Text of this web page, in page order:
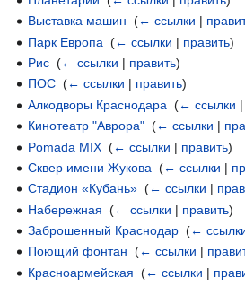
Выставка машин ‎(← ссылки |
Парк Европа ‎(← ссылки | править)
Рис ‎(← ссылки | править)
ПОС ‎(← ссылки | править)
Алкодворы Краснодара ‎(← ссылки |
Кинотеатр "Аврора" ‎(← ссылки |
Pomada MIX ‎(← ссылки | править)
Сквер имени Жукова ‎(← ссылки |
Стадион «Кубань» ‎(← ссылки |
Набережная ‎(← ссылки | править)
Заброшенный Краснодар ‎(←
Поющий фонтан ‎(← ссылки |
Красноармейская ‎(← ссылки |